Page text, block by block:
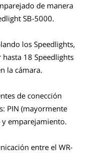
de manera
SB-5000.
los Speedlights,
18 Speedlights
la cámara.
de conección
PIN (mayormente
emparejamiento.
entre el WR-